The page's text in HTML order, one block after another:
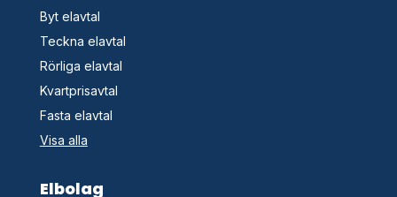
Byt elavtal
Teckna elavtal
Rörliga elavtal
Kvartprisavtal
Fasta elavtal
Visa alla
Elbolag